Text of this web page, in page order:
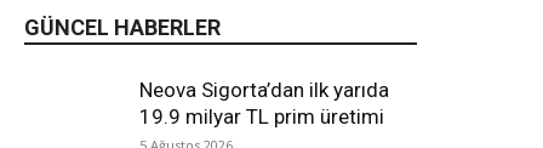
GÜNCEL HABERLER
Neova Sigorta’dan ilk yarıda
19.9 milyar TL prim üretimi